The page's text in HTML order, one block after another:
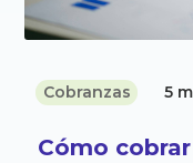
Cobranzas 5
Cómo